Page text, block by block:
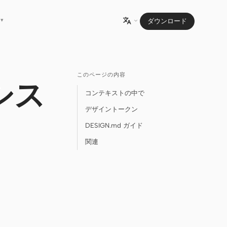
▾  ダウンロード
このページの内容
コンテキストの中で
デザイントークン
DESIGN.md ガイド
関連
ス